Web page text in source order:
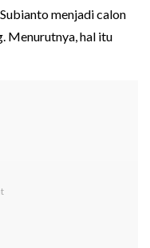
menjadi calon
Menurutnya, hal itu